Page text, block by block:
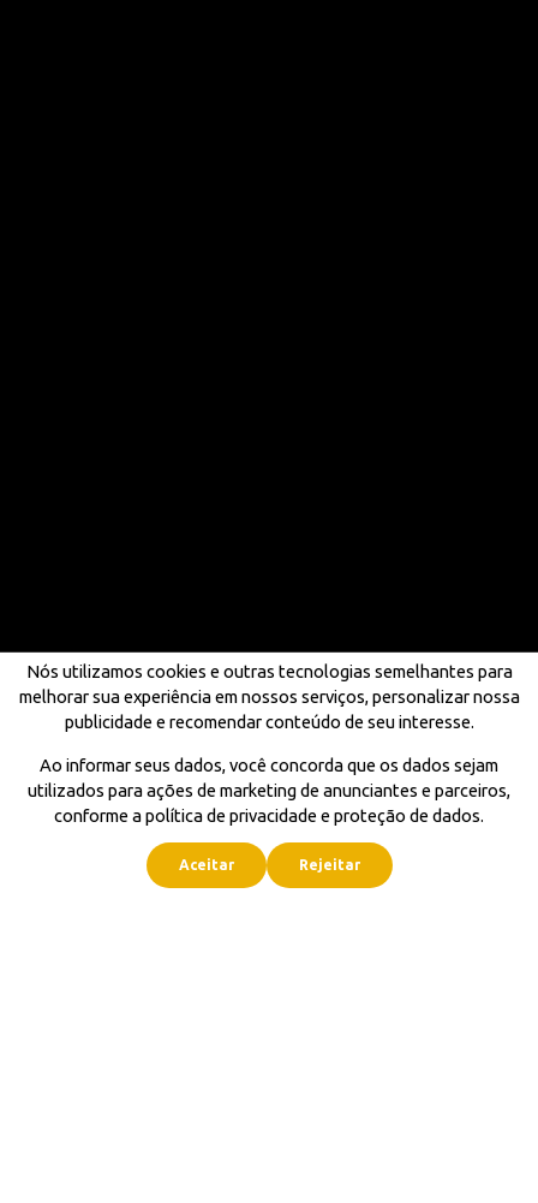
Nós utilizamos cookies e outras tecnologias semelhantes para
melhorar sua experiência em nossos serviços, personalizar nossa
publicidade e recomendar conteúdo de seu interesse.
Ao informar seus dados, você concorda que os dados sejam
utilizados para ações de marketing de anunciantes e parceiros,
conforme a política de privacidade e proteção de dados.
Aceitar Rejeitar